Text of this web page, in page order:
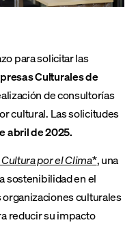
para solicitar las
Culturales de
de consultorías
cultural. Las solicitudes
abril de 2025.
por el Clima*, una
sostenibilidad en el
culturales
reducir su impacto